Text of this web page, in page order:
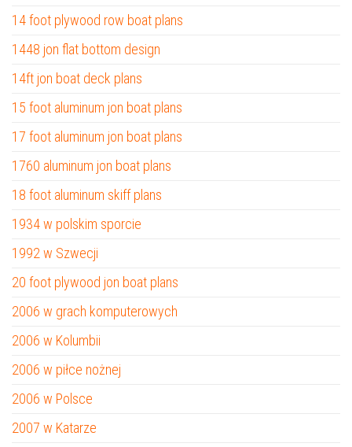
14 foot plywood row boat plans
1448 jon flat bottom design
14ft jon boat deck plans
15 foot aluminum jon boat plans
17 foot aluminum jon boat plans
1760 aluminum jon boat plans
18 foot aluminum skiff plans
1934 w polskim sporcie
1992 w Szwecji
20 foot plywood jon boat plans
2006 w grach komputerowych
2006 w Kolumbii
2006 w piłce nożnej
2006 w Polsce
2007 w Katarze